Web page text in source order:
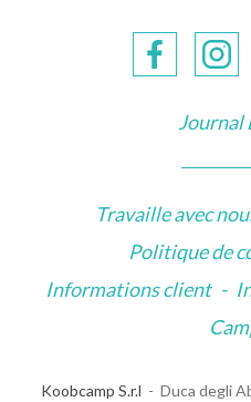
Journal
Travaille avec
Politique de
Informations client -
Koobcamp S.r.l
Duca degli